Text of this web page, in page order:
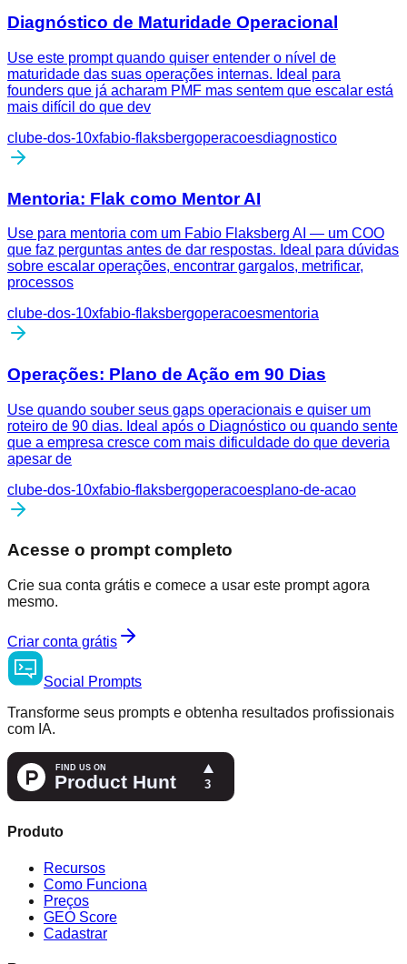
Diagnóstico de Maturidade Operacional
Use este prompt quando quiser entender o nível de
maturidade das suas operações internas. Ideal para
founders que já acharam PMF mas sentem que escalar está
mais difícil do que dev
clube-dos-10xfabio-flaksbergoperacoesdiagnostico
Mentoria: Flak como Mentor AI
Use para mentoria com um Fabio Flaksberg AI — um COO
que faz perguntas antes de dar respostas. Ideal para dúvidas
sobre escalar operações, encontrar gargalos, metrificar,
processos
clube-dos-10xfabio-flaksbergoperacoesmentoria
Operações: Plano de Ação em 90 Dias
Use quando souber seus gaps operacionais e quiser um
roteiro de 90 dias. Ideal após o Diagnóstico ou quando sente
que a empresa cresce com mais dificuldade do que deveria
apesar de
clube-dos-10xfabio-flaksbergoperacoesplano-de-acao
Acesse o prompt completo
Crie sua conta grátis e comece a usar este prompt agora
mesmo.
Criar conta grátis
Social
Prompts
Transforme seus prompts e obtenha resultados profissionais
com IA.
Produto
Recursos
Como Funciona
Preços
GEO Score
Cadastrar